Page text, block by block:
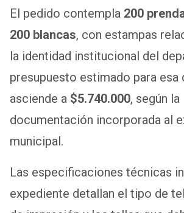
El pedido contempla 200
200 blancas, con estampas
la identidad institucional del
presupuesto estimado para esa
asciende a $5.740.000, según la
documentación incorporada al
municipal.
Las especificaciones técnicas
expediente detallan el tipo de